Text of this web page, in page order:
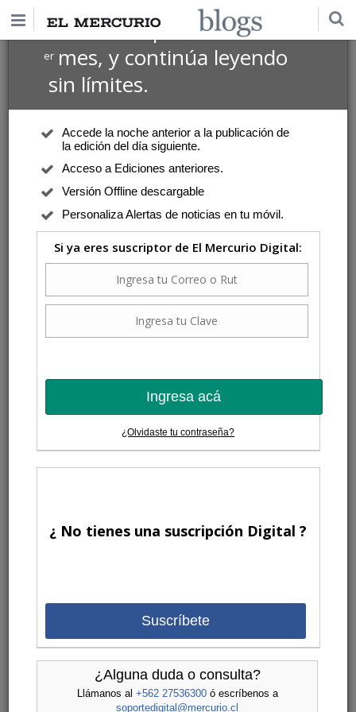
Suscríbete por $1 USD
ermes, y continúa leyendo
sin límites.
Accede la noche anterior a la publicación de
la edición del día siguiente.
Acceso a Ediciones anteriores.
Versión Offline descargable
Personaliza Alertas de noticias en tu móvil.
Si ya eres suscriptor de El Mercurio Digital:
Ingresa acá
¿Olvidaste tu contraseña?
¿ No tienes una suscripción Digital ?
Suscríbete
¿Alguna duda o consulta?
Llámanos al +562 27536300ó escríbenos a
soportedigital@mercurio.cl